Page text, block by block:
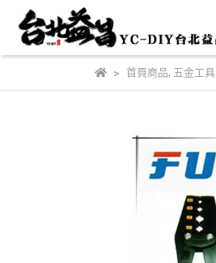
首頁商品, 五金工具